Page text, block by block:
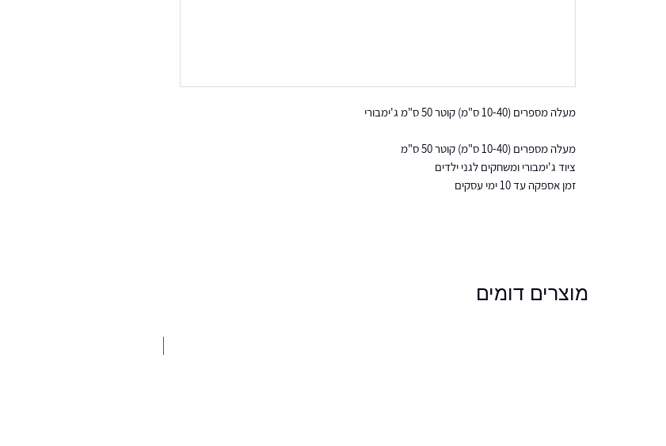
מעלה מספרים (10-40 ס"מ) קוטר 50 ס"מ ג'ימבורי
מעלה מספרים (10-40 ס"מ) קוטר 50 ס"מ
ציוד ג'ימבורי ומשחקים לגני ילדים
זמן אספקה עד 10 ימי עסקים
מוצרים דומים